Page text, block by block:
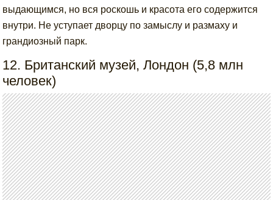
выдающимся, но вся роскошь и красота его содержится
внутри. Не уступает дворцу по замыслу и размаху и
грандиозный парк.
12. Британский музей, Лондон (5,8 млн
человек)